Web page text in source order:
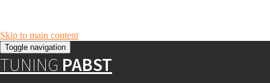
Skip to main content
Toggle navigation
TUNING PABST